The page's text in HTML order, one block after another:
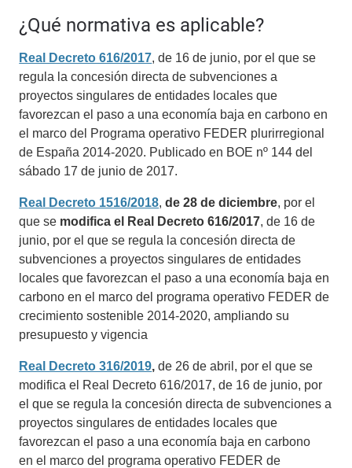
¿Qué normativa es aplicable?
Real Decreto 616/2017, de 16 de junio, por el que se
regula la concesión directa de subvenciones a
proyectos singulares de entidades locales que
favorezcan el paso a una economía baja en carbono en
el marco del Programa operativo FEDER plurirregional
de España 2014-2020. Publicado en BOE nº 144 del
sábado 17 de junio de 2017.
Real Decreto 1516/2018,de 28 de diciembre, por el
que se modifica el Real Decreto 616/2017, de 16 de
junio, por el que se regula la concesión directa de
subvenciones a proyectos singulares de entidades
locales que favorezcan el paso a una economía baja en
carbono en el marco del programa operativo FEDER de
crecimiento sostenible 2014-2020, ampliando su
presupuesto y vigencia
Real Decreto 316/2019,de 26 de abril, por el que se
modifica el Real Decreto 616/2017, de 16 de junio, por
el que se regula la concesión directa de subvenciones a
proyectos singulares de entidades locales que
favorezcan el paso a una economía baja en carbono
en el marco del programa operativo FEDER de